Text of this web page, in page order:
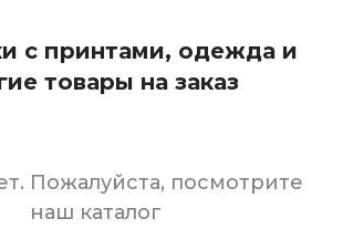
с принтами, одежда и
товары на заказ
Пожалуйста, посмотрите
наш каталог